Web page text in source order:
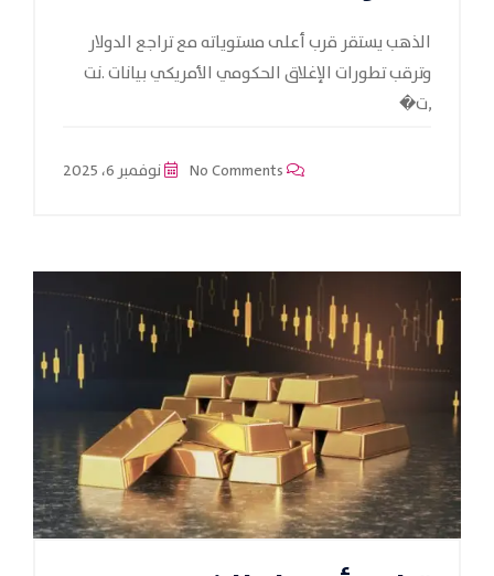
الذهب يستقر قرب أعلى مستوياته مع تراجع الدولار
وترقب تطورات الإغلاق الحكومي الأمريكي بيانات .نت
,ت�
نوفمبر 6، 2025